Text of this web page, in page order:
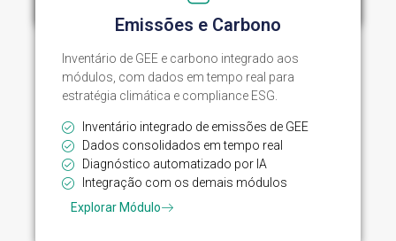
Emissões e Carbono
Inventário de GEE e carbono integrado aos
módulos, com dados em tempo real para
estratégia climática e compliance ESG.
Inventário integrado de emissões de GEE
Dados consolidados em tempo real
Diagnóstico automatizado por IA
Integração com os demais módulos
Explorar Módulo